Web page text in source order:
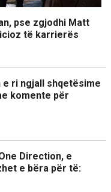
pse zgjodhi Matt
të karrierës
e ri ngjall shqetësime
komente për
Direction, e
e bëra për të: